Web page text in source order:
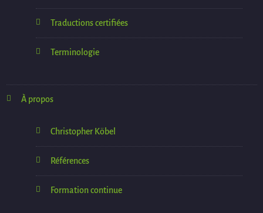
Traductions certifiées
Terminologie
À propos
Christopher Köbel
Références
Formation continue